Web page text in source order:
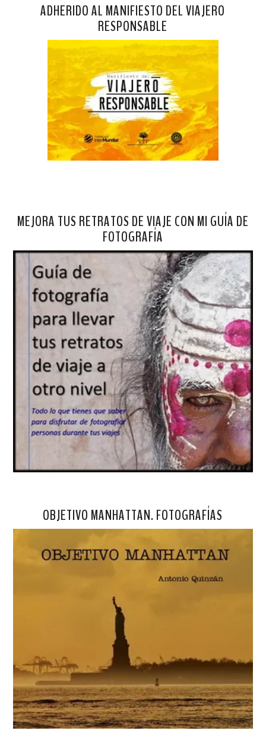
ADHERIDO AL MANIFIESTO DEL VIAJERO
RESPONSABLE
MEJORA TUS RETRATOS DE VIAJE CON MI GUÍA DE
FOTOGRAFÍA
OBJETIVO MANHATTAN. FOTOGRAFÍAS